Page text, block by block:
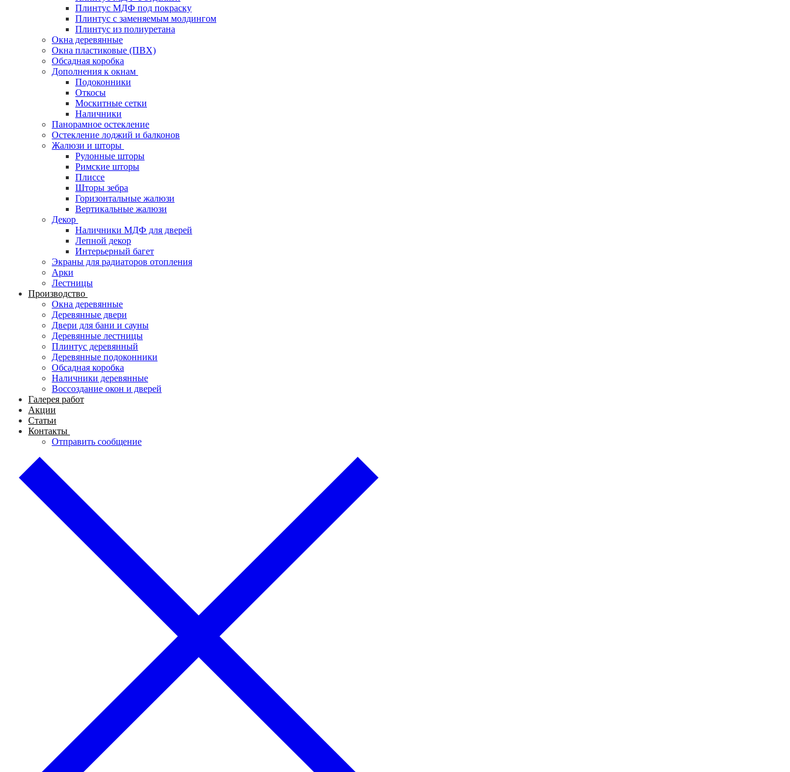
Плинтус МДФ под покраску
Плинтус с заменяемым молдингом
Плинтус из полиуретана
Окна деревянные
Окна пластиковые (ПВХ)
Обсадная коробка
Дополнения к окнам
Подоконники
Откосы
Москитные сетки
Наличники
Панорамное остекление
Остекление лоджий и балконов
Жалюзи и шторы
Рулонные шторы
Римские шторы
Плиссе
Шторы зебра
Горизонтальные жалюзи
Вертикальные жалюзи
Декор
Наличники МДФ для дверей
Лепной декор
Интерьерный багет
Экраны для радиаторов отопления
Арки
Лестницы
Производство
Окна деревянные
Деревянные двери
Двери для бани и сауны
Деревянные лестницы
Плинтус деревянный
Деревянные подоконники
Обсадная коробка
Наличники деревянные
Воссоздание окон и дверей
Галерея работ
Акции
Статьи
Контакты
Отправить сообщение